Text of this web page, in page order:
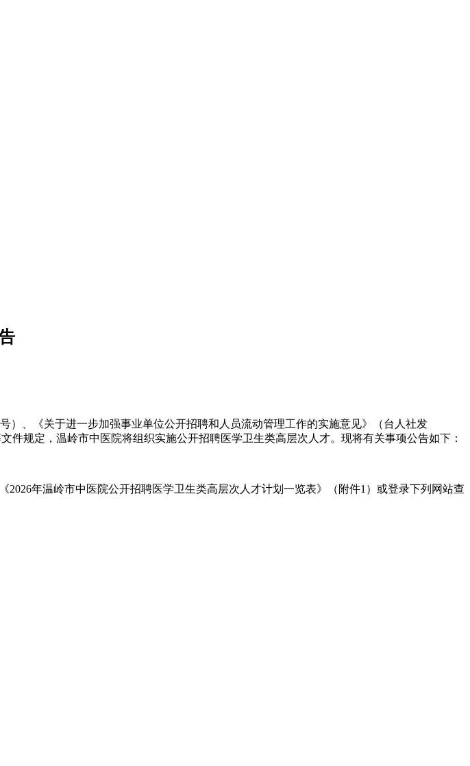
）、《关于进一步加强事业单位公开招聘和人员流动管理工作的实施意见》（台人社发
件规定，温岭市中医院将组织实施公开招聘医学卫生类高层次人才。现将有关事项公告如下：
年温岭市中医院公开招聘医学卫生类高层次人才计划一览表》（附件1）或登录下列网站查